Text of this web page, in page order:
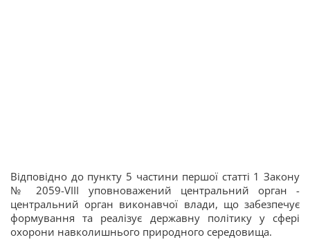
Відповідно до пункту 5 частини першої статті 1 Закону
№ 2059-VIII уповноважений центральний орган -
центральний орган виконавчої влади, що забезпечує
формування та реалізує державну політику у сфері
охорони навколишнього природного середовища.